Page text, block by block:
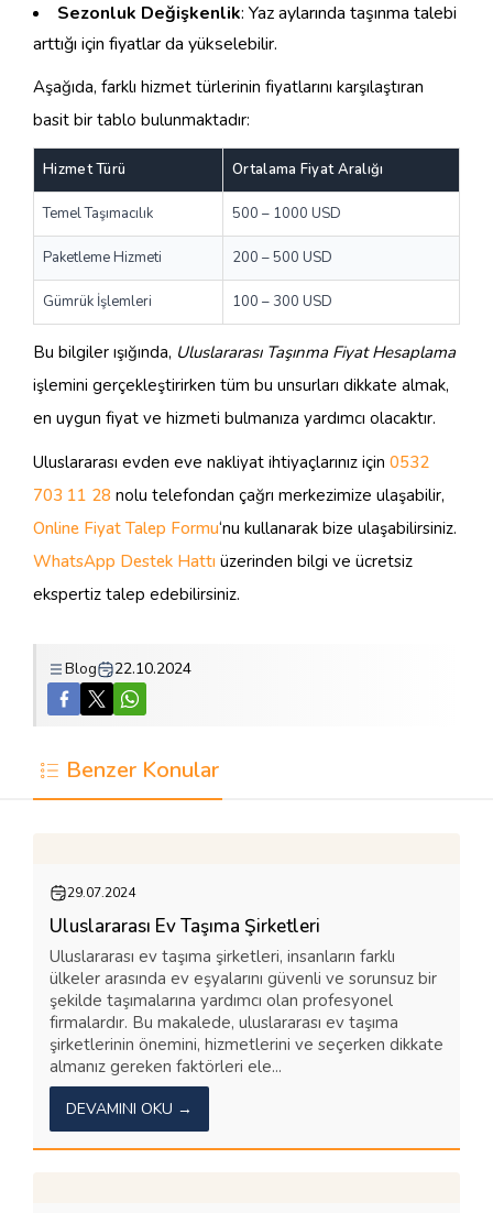
Sezonluk Değişkenlik: Yaz aylarında taşınma talebi
arttığı için fiyatlar da yükselebilir.
Aşağıda, farklı hizmet türlerinin fiyatlarını karşılaştıran
basit bir tablo bulunmaktadır:
Hizmet Türü Ortalama Fiyat Aralığı
Temel Taşımacılık 500 – 1000 USD
Paketleme Hizmeti 200 – 500 USD
Gümrük İşlemleri 100 – 300 USD
Bu bilgiler ışığında, Uluslararası Taşınma Fiyat Hesaplama
işlemini gerçekleştirirken tüm bu unsurları dikkate almak,
en uygun fiyat ve hizmeti bulmanıza yardımcı olacaktır.
Uluslararası evden eve nakliyat ihtiyaçlarınız için 0532
703 11 28 nolu telefondan çağrı merkezimize ulaşabilir,
Online Fiyat Talep Formu‘nu kullanarak bize ulaşabilirsiniz.
WhatsApp Destek Hattı üzerinden bilgi ve ücretsiz
ekspertiz talep edebilirsiniz.
Blog 22.10.2024
Benzer Konular
29.07.2024
Uluslararası Ev Taşıma Şirketleri
Uluslararası ev taşıma şirketleri, insanların farklı
ülkeler arasında ev eşyalarını güvenli ve sorunsuz bir
şekilde taşımalarına yardımcı olan profesyonel
firmalardır. Bu makalede, uluslararası ev taşıma
şirketlerinin önemini, hizmetlerini ve seçerken dikkate
almanız gereken faktörleri ele...
DEVAMINI OKU →